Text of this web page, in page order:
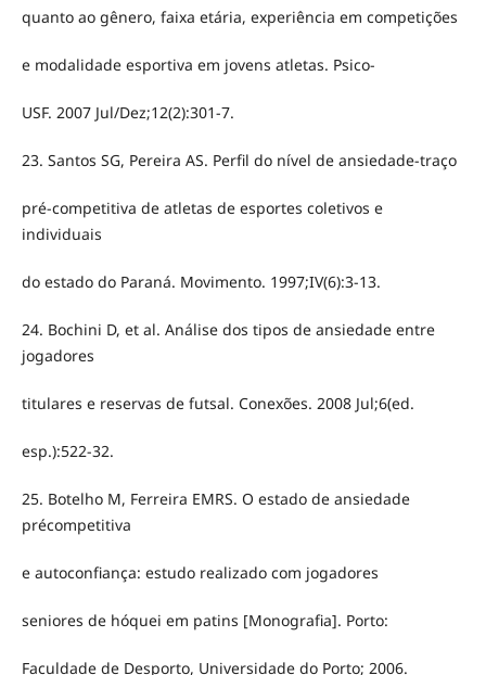
quanto ao gênero, faixa etária, experiência em competições
e modalidade esportiva em jovens atletas. Psico-
USF. 2007 Jul/Dez;12(2):301-7.
23. Santos SG, Pereira AS. Perfil do nível de ansiedade-traço
pré-competitiva de atletas de esportes coletivos e
individuais
do estado do Paraná. Movimento. 1997;IV(6):3-13.
24. Bochini D, et al. Análise dos tipos de ansiedade entre
jogadores
titulares e reservas de futsal. Conexões. 2008 Jul;6(ed.
esp.):522-32.
25. Botelho M, Ferreira EMRS. O estado de ansiedade
précompetitiva
e autoconfiança: estudo realizado com jogadores
seniores de hóquei em patins [Monografia]. Porto:
Faculdade de Desporto, Universidade do Porto; 2006.